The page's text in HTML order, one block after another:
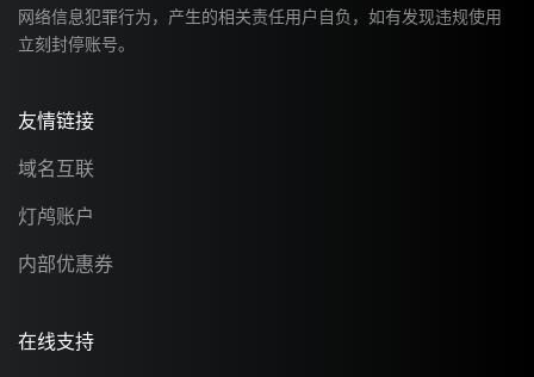
网络信息犯罪行为，产生的相关责任用户自负，如有发现违规使用
立刻封停账号。
友情链接
域名互联
灯鸬账户
内部优惠券
在线支持